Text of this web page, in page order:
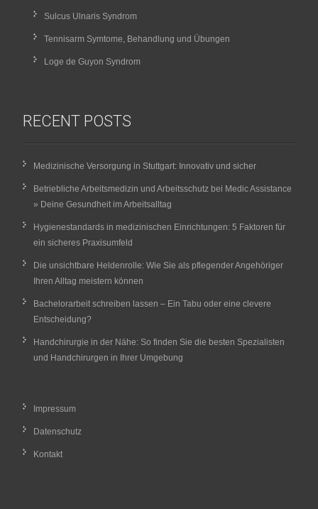
Sulcus Ulnaris Syndrom
Tennisarm Symtome, Behandlung und Übungen
Loge de Guyon Syndrom
RECENT POSTS
Medizinische Versorgung in Stuttgart: Innovativ und sicher
Betriebliche Arbeitsmedizin und Arbeitsschutz bei Medic Assistance
» Deine Gesundheit im Arbeitsalltag
Hygienestandards in medizinischen Einrichtungen: 5 Faktoren für
ein sicheres Praxisumfeld
Die unsichtbare Heldenrolle: Wie Sie als pflegender Angehöriger
Ihren Alltag meistern können
Bachelorarbeit schreiben lassen – Ein Tabu oder eine clevere
Entscheidung?
Handchirurgie in der Nähe: So finden Sie die besten Spezialisten
und Handchirurgen in Ihrer Umgebung
Impressum
Datenschutz
Kontakt